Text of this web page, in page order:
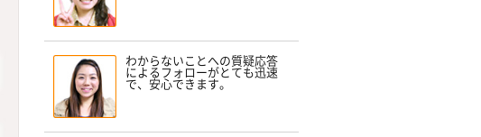
わからないことへの質疑応答
によるフォローがとても迅速
で、安心できます。